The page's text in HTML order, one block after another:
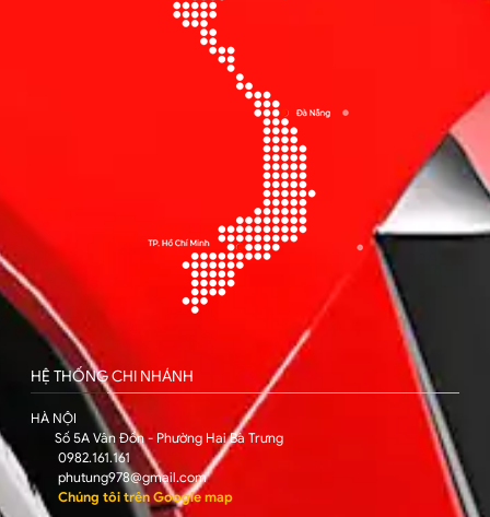
HỆ THỐNG CHI NHÁNH
HÀ NỘI
Số 5A Vân Đồn - Phường Hai Bà Trưng
0982.161.161
phutung978@gmail.com
Chúng tôi trên Google map